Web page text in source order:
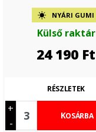
NYÁRI GUMI
Külső raktár
24 190 Ft
+
-
KOSÁRBA
RÉSZLETEK